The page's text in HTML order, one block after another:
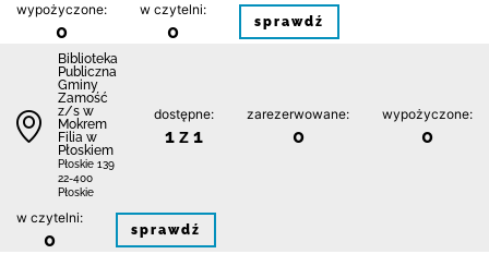
wypożyczone:
0
w czytelni:
0 sprawdź
Biblio­teka
Publiczna
Gminy
Zamość
z/s w
Mokrem
Filia w
Płoskiem
Płoskie 139
22-400
Płoskie
dostępne:
1 z 1
zarezerwowane:
0
wypożyczone:
0
w czytelni:
0 sprawdź